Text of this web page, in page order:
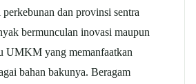
dan provinsi sentra
bermunculan inovasi maupun
UMKM yang memanfaatkan
bahan bakunya. Beragam